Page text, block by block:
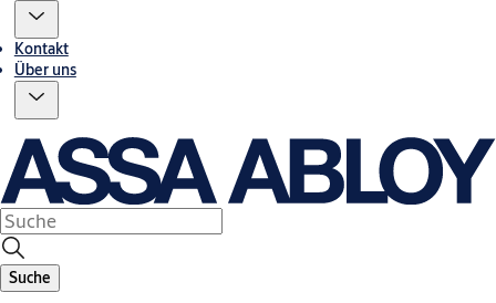
Kontakt
Über uns
Suche